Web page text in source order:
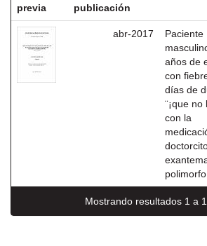
previa
publicación
abr-2017
Paciente
años de
con
días de
¨¡que no
con la
polimorfo
Mostrando resultados 1 a